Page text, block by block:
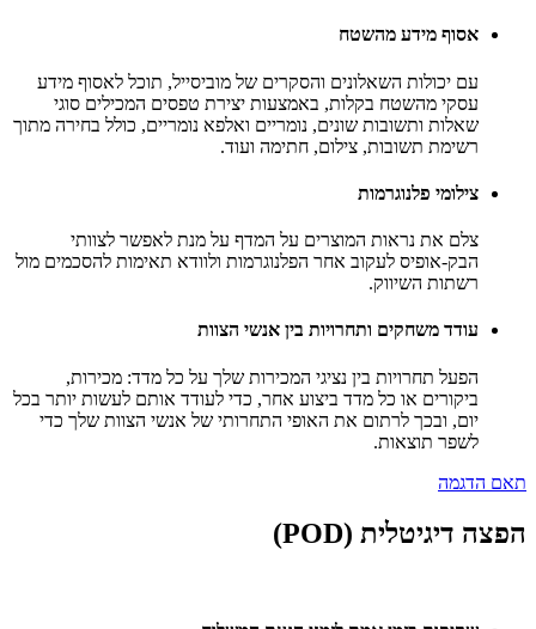
אסוף מידע מהשטח
עם יכולות השאלונים והסקרים של מוביסייל, תוכל לאסוף מידע
עסקי מהשטח בקלות, באמצעות יצירת טפסים המכילים סוגי
שאלות ותשובות שונים, נומריים ואלפא נומריים, כולל בחירה מתוך
רשימת תשובות, צילום, חתימה ועוד.
צילומי פלנוגרמות
צלם את נראות המוצרים על המדף על מנת לאפשר לצוותי
הבק-אופיס לעקוב אחר הפלנוגרמות ולוודא תאימות להסכמים מול
רשתות השיווק.
עודד משחקים ותחרויות בין אנשי הצוות
הפעל תחרויות בין נציגי המכירות שלך על כל מדד: מכירות,
ביקורים או כל מדד ביצוע אחר, כדי לעודד אותם לעשות יותר בכל
יום, ובכך לרתום את האופי התחרותי של אנשי הצוות שלך כדי
לשפר תוצאות.
תאם הדגמה
הפצה דיגיטלית (POD)